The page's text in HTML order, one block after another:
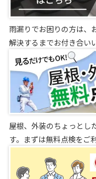
雨漏りでお困りの方は、
解決するまでお付き合い
屋根、外装のちょっとし
す。まずは無料点検をご